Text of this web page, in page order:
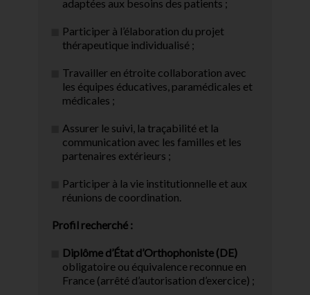
adaptées aux besoins des patients ;
Participer à l’élaboration du projet
thérapeutique individualisé ;
Travailler en étroite collaboration avec
les équipes éducatives, paramédicales et
médicales ;
Assurer le suivi, la traçabilité et la
communication avec les familles et les
partenaires extérieurs ;
Participer à la vie institutionnelle et aux
réunions de coordination.
Profil recherché :
Diplôme d’État d’Orthophoniste (DE)
obligatoire ou équivalence reconnue en
France (arrêté d’autorisation d’exercice) ;